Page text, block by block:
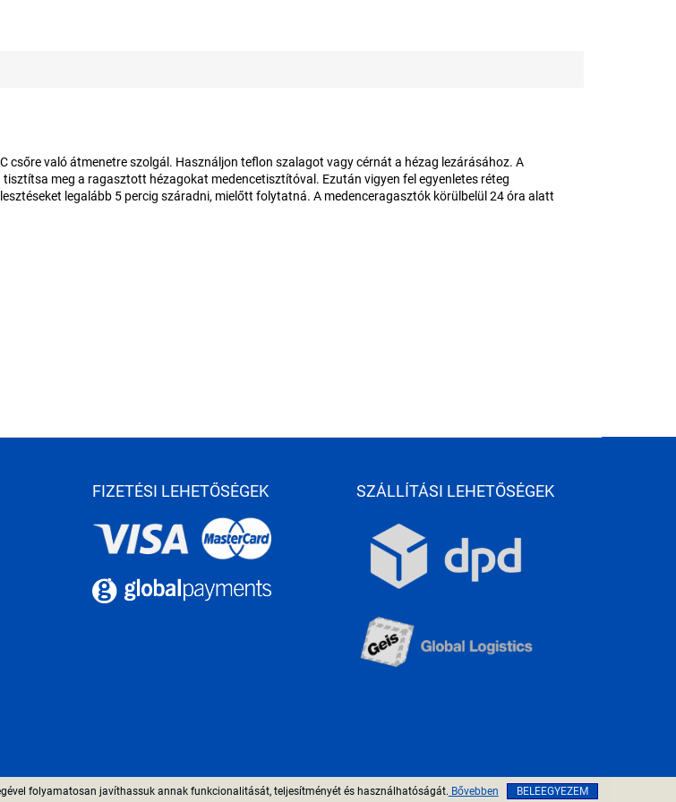
folyamatosan javíthassuk annak funkcionalitását, teljesítményét és használhatóságát. Bővebben BELEEGYEZEM
csőre való átmenetre szolgál. Használjon teflon szalagot vagy cérnát a hézag lezárásához. A
meg a ragasztott hézagokat medencetisztítóval. Ezután vigyen fel egyenletes réteg
legalább 5 percig száradni, mielőtt folytatná. A medenceragasztók körülbelül 24 óra alatt
FIZETÉSI LEHETŐSÉGEK SZÁLLÍTÁSI LEHETŐSÉGEK